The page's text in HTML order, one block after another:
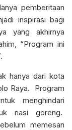
pemberitaan
inspirasi bagi
yang akhirnya
“Program ini
hanya dari kota
Raya. Program
menghindari
nasi goreng.
memesan